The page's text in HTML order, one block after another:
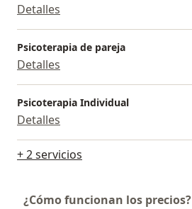
Detalles
Psicoterapia de pareja
Detalles
Psicoterapia Individual
Detalles
+ 2 servicios
¿Cómo funcionan los precios?